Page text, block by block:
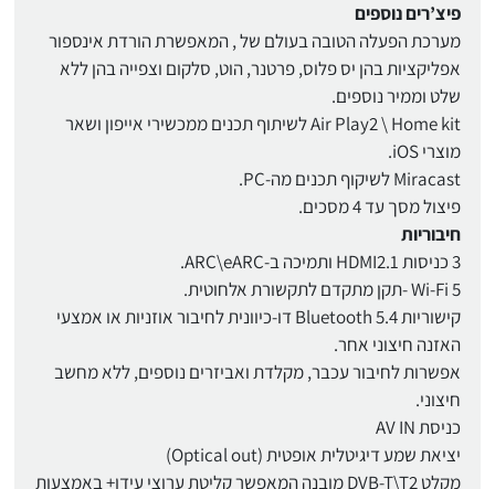
פיצ’רים נוספים
מערכת הפעלה הטובה בעולם של , המאפשרת הורדת אינספור
אפליקציות בהן יס פלוס, פרטנר, הוט, סלקום וצפייה בהן ללא
שלט וממיר נוספים.
Air Play2 \ Home kit לשיתוף תכנים ממכשירי אייפון ושאר
מוצרי iOS.
Miracast לשיקוף תכנים מה-PC.
פיצול מסך עד 4 מסכים.
חיבוריות
3 כניסות HDMI2.1 ותמיכה ב-ARC\eARC.
Wi-Fi 5 -תקן מתקדם לתקשורת אלחוטית.
קישוריות Bluetooth 5.4 דו-כיוונית לחיבור אוזניות או אמצעי
האזנה חיצוני אחר.
אפשרות לחיבור עכבר, מקלדת ואביזרים נוספים, ללא מחשב
חיצוני.
כניסת AV IN
יציאת שמע דיגיטלית אופטית (Optical out)
מקלט DVB-T\T2 מובנה המאפשר קליטת ערוצי עידן+ באמצעות